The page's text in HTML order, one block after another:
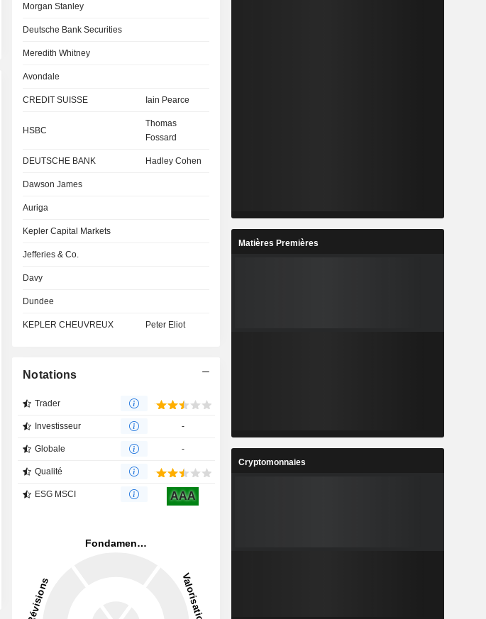
Divergence
analystes
Ecart obj.
Morgan Stanley
Deutsche Bank Securities
Meredith Whitney
Avondale
CREDIT SUISSE Iain Pearce
HSBC
Thomas
Fossard
DEUTSCHE BANK Hadley Cohen
Dawson James
Auriga
Kepler Capital Markets
Jefferies & Co.
Davy
Dundee
KEPLER CHEUVREUX Peter Eliot
Notations
Trader
Investisseur -
Globale -
Qualité
ESG MSCI AAA
Matières Premières
Cryptomonnaies